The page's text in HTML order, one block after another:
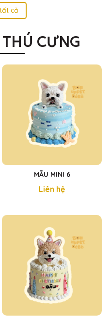
cả
CƯNG
MẪU MINI 6
Liên hệ